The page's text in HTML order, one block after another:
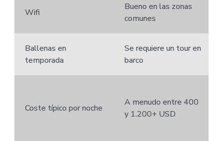
Wifi
Bueno en las zonas
comunes
Ballenas en
temporada
Se requiere un tour en
barco
Coste típico por noche
A menudo entre 400
y 1.200+ USD